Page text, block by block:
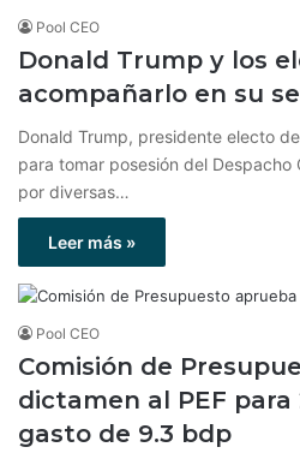
Pool CEO
Donald Trump y los
acompañarlo en su
Donald Trump, presidente electo
para tomar posesión del
por diversas…
Leer más »
Pool CEO
Comisión de
dictamen al PEF para
gasto de 9.3 bdp